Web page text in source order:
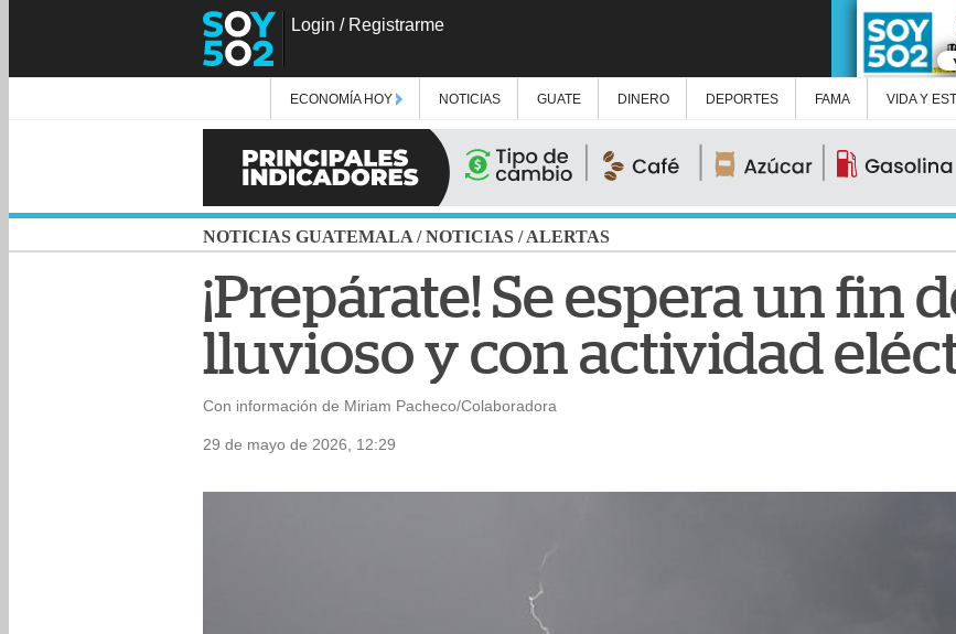
Login / Registrarme
ECONOMÍA HOY NOTICIAS GUATE DINERO DEPORTES FAMA VIDA Y
NOTICIAS GUATEMALA /NOTICIAS /ALERTAS
¡Prepárate! Se espera un fin
lluvioso y con actividad
Con información de Miriam Pacheco/Colaboradora
29 de mayo de 2026, 12:29